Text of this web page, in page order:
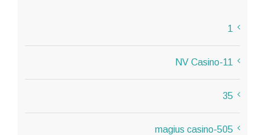
1
11-NV Casino
35
505-magius casino